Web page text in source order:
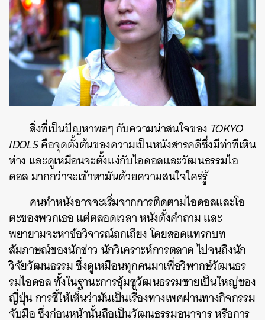
สิ่งที่เป็นปัญหาพอๆ กับความน่าสนใจของ TOKYO
IDOLSคือจุดตั้งต้นของความเป็นหนังสารคดีซึ่งมีท่าทีเหิน
ห่าง และดูเหมือนจะตั้งแง่กับไอดอลและวัฒนธรรมไอ
ดอล มากกว่าจะเข้าหามันด้วยความสนใจใคร่รู้
คนทำหนังอาจจะเริ่มจากการติดตามไอดอลและโอ
ตะของพวกเธอ แต่ตลอดเวลา หนังตั้งคำถาม และ
พยายามจะหาข้อวิจารณ์ถกเถียง โดยสอดแทรกบท
สัมภาษณ์ของนักข่าว นักวิเคราะห์การตลาด ไปจนถึงนัก
วิจัยวัฒนธรรม ซึ่งดูเหมือนทุกคนมาเพื่อวิพากษ์วัฒนธร
รมไอดอล ทั้งในฐานะการอุ้มชูวัฒนธรรมชายเป็นใหญ่ของ
ญี่ปุ่น การชี้ให้เห็นว่ามันเป็นเรื่องทางเพศผ่านทางกิจกรรม
จับมือ ซึ่งก่อนหน้านั้นถือเป็นวัฒนธรรมอนาจาร หรือการ